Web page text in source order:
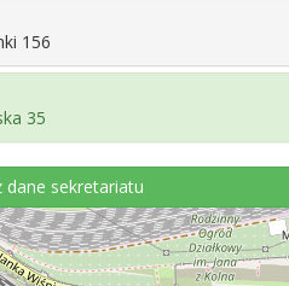
156
35
dane sekretariatu